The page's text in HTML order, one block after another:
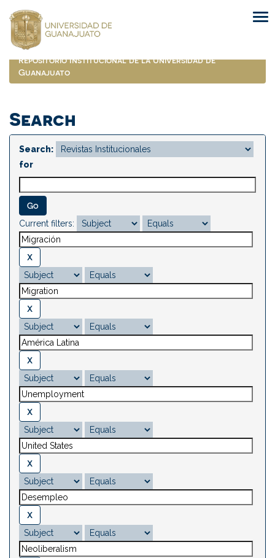
navigation
Repositorio Institucional de la Universidad de
Guanajuato
Search
Search:
for
Current filters: